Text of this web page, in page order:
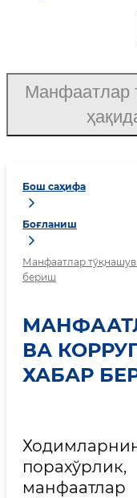
Бош саҳифа
Боғланиш
Манфаатлар
бериш
ВА
ХАБАР
Манфаатлар